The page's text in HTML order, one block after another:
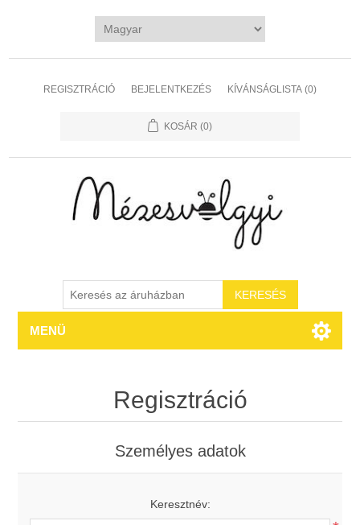
REGISZTRÁCIÓ BEJELENTKEZÉS KÍVÁNSÁGLISTA (0)
KOSÁR (0)
MENÜ
Regisztráció
Személyes adatok
Keresztnév: